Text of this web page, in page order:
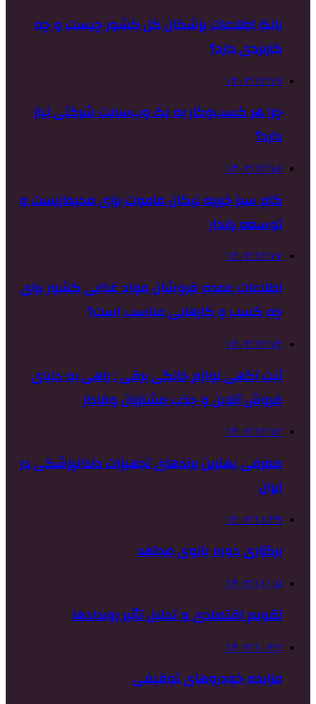
بانک اطلاعات پزشکان کل کشور چیست و چه
کاربردی دارد؟
۱۴۰۲/۱۲/۱۹
چرا هر کسب‌وکار به یک وب‌سایت شرکتی نیاز
دارد؟
۱۴۰۲/۱۲/۱۸
گام سبز خیریه نیکان ماموت برای محیط‌زیست و
توسعه پایدار
۱۴۰۲/۱۲/۱۷
اطلاعات عمده فروشان مواد غذایی کشور برای
چه کسب و کارهایی مناسب است؟
۱۴۰۲/۱۲/۱۴
ثبت آگهی لوازم خانگی برقی : راهی به دنیای
فروش آنلاین و جذب مشتریان وفادار
۱۴۰۲/۱۲/۱۲
معرفی بهترین برندهای تجهیزات دندانپزشکی در
ایران
۱۴۰۲/۱۱/۲۹
برگزاری دوره بانوی مجاهد
۱۴۰۲/۱۱/۰۵
تقویم اقتصادی و تحلیل تأثیر رویدادها
۱۴۰۲/۱۰/۲۶
مزایده خودروهای توقیفی